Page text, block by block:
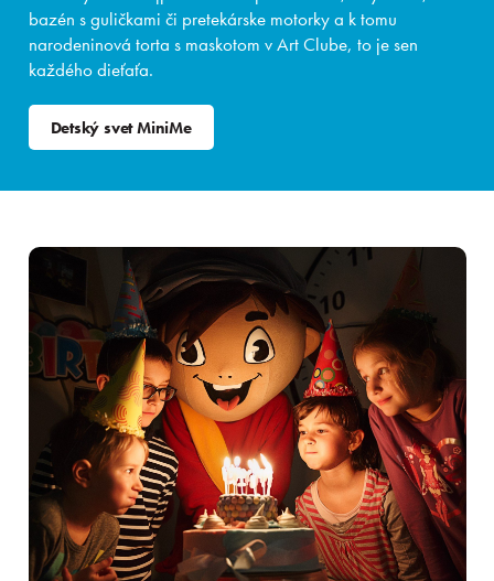
Prihlásiť sa
RegistráciaZabudnuté heslo
Zážitky pre deti
Gastronómia
Aquapark & Spa
O nás
bazén s guličkami či pretekárske motorky a k tomu
narodeninová torta s maskotom v Art Clube, to je sen
každého dieťaťa.
Detský svet MiniMe